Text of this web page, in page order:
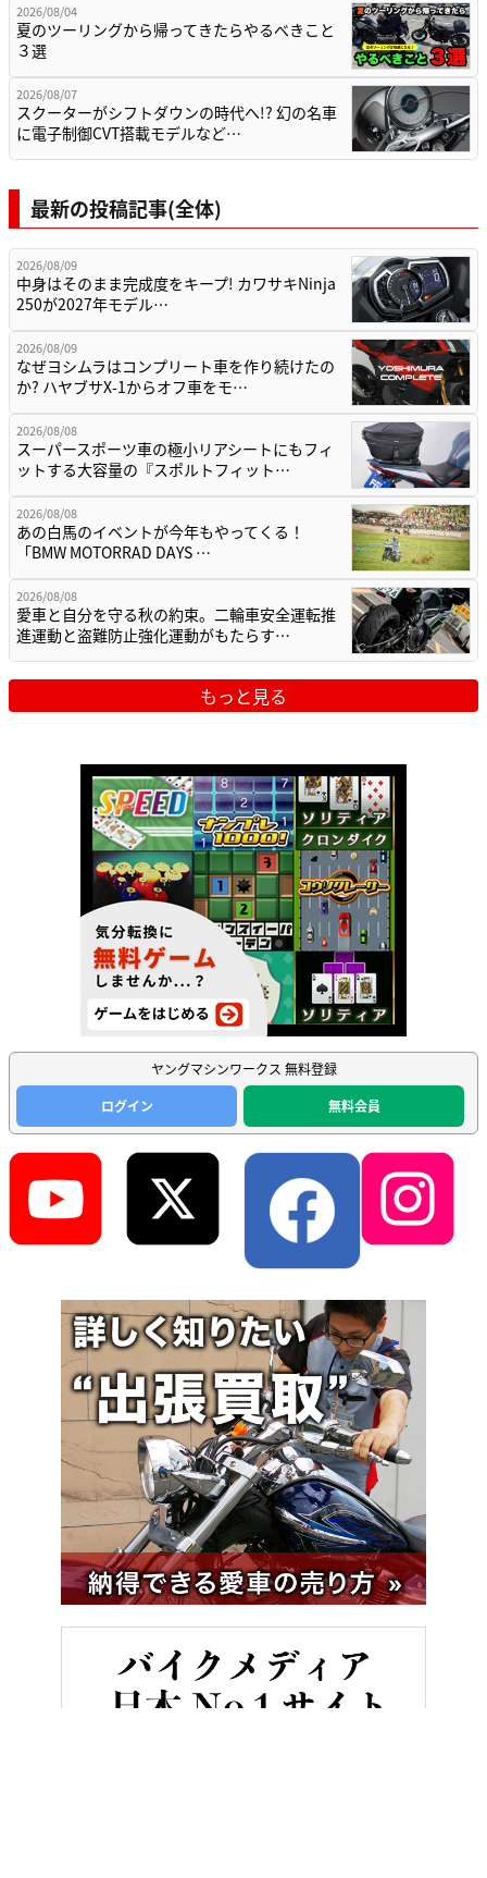
2026/08/04
夏のツーリングから帰ってきたらやるべきこと
３選
2026/08/07
スクーターがシフトダウンの時代へ!? 幻の名車
に電子制御CVT搭載モデルなど…
最新の投稿記事(全体)
2026/08/09
中身はそのまま完成度をキープ! カワサキNinja
250が2027年モデル…
2026/08/09
なぜヨシムラはコンプリート車を作り続けたの
か? ハヤブサX-1からオフ車をモ…
2026/08/08
スーパースポーツ車の極小リアシートにもフィ
ットする大容量の『スポルトフィット…
2026/08/08
あの白馬のイベントが今年もやってくる！
「BMW MOTORRAD DAYS …
2026/08/08
愛車と自分を守る秋の約束。二輪車安全運転推
進運動と盗難防止強化運動がもたらす…
もっと見る
ヤングマシンワークス 無料登録
ログイン
無料会員